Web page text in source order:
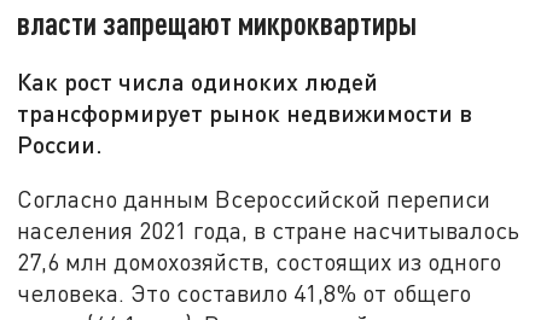
власти запрещают микроквартиры
Как рост числа одиноких людей
трансформирует рынок недвижимости в
России.
Согласно данным Всероссийской переписи
населения 2021 года, в стране насчитывалось
27,6 млн домохозяйств, состоящих из одного
человека. Это составило 41,8% от общего